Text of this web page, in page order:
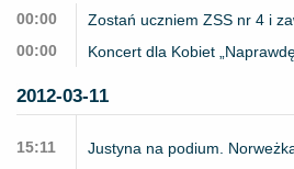
00:00
Zostań uczniem ZSS nr 4 i
00:00
Koncert dla Kobiet
2012-03-11
15:11
Justyna na podium.